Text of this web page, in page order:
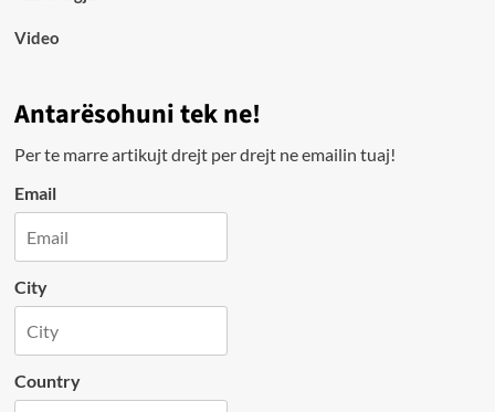
Video
Antarësohuni tek ne!
Per te marre artikujt drejt per drejt ne emailin tuaj!
Email
City
Country